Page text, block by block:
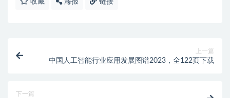
收藏 海报 链接
上一篇
中国人工智能行业应用发展图谱2023，全122页下载
下一篇